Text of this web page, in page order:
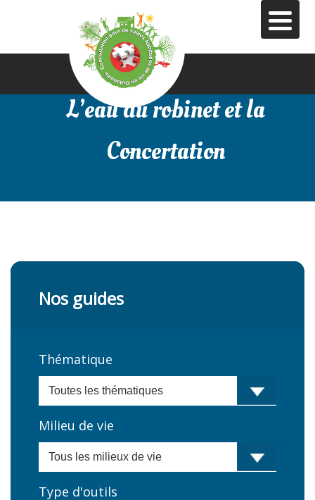
L’eau du robinet et la
Concertation
Nos guides
Thématique
Milieu de vie
Type d'outils